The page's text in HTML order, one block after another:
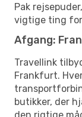
Pak
vigtige ting
Afgang:
Travellink
Frankfurt.
butikker, der